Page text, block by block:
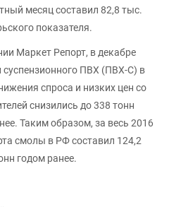
месяц составил 82,8 тыс.
показателя.
Маркет Репорт, в декабре
суспензионного ПВХ (ПВХ-С) в
спроса и низких цен со
снизились до 338 тонн
Таким образом, за весь 2016
смолы в РФ составил 124,2
годом ранее.